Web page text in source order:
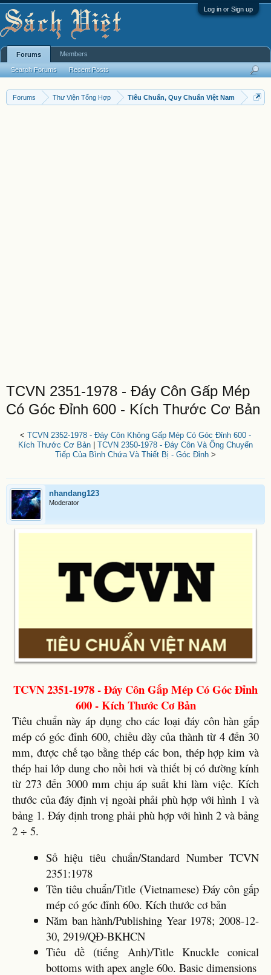
Log in or Sign up
Forums Thư Viện Tổng Hợp Tiêu Chuẩn, Quy Chuẩn Việt Nam
TCVN 2351-1978 - Đáy Côn Gấp Mép
Có Góc Đỉnh 600 - Kích Thước Cơ Bản
< TCVN 2352-1978 - Đáy Côn Không Gấp Mép Có Góc Đỉnh 600 -
Kích Thước Cơ Bản
TCVN 2350-1978 - Đáy Côn Và Ống Chuyến
Tiếp Của Bình Chứa Và Thiết Bị - Góc Đỉnh >
nhandang123
Moderator
TCVN 2351-1978 - Đáy Côn Gấp Mép Có Góc Đỉnh
600 - Kích Thước Cơ Bản
Tiêu chuẩn này áp dụng cho các loại đáy côn hàn gấp
mép có góc đỉnh 600, chiều dày của thành từ 4 đến 30
mm, được chế tạo bằng thép các bon, thép hợp kim và
thép hai lớp dung cho nồi hơi và thiết bị có đường kính
từ 273 đến 3000 mm chịu áp suất khi làm việc. Kích
thước của đáy định vị ngoài phải phù hợp với hình 1 và
bảng 1. Đáy định trong phải phù hợp với hình 2 và bảng
2 ÷ 5.
Số hiệu tiêu chuẩn/Standard Number TCVN
2351:1978
Tên tiêu chuẩn/Title (Vietnamese) Đáy côn gấp
mép có góc đỉnh 60o. Kích thước cơ bản
Năm ban hành/Publishing Year 1978; 2008-12-
30, 2919/QĐ-BKHCN
Tiêu đề (tiếng Anh)/Title Knuckle conical
bottoms with apex angle 60o. Basic dimensions
Forums
Search Forums Recent Posts
Members